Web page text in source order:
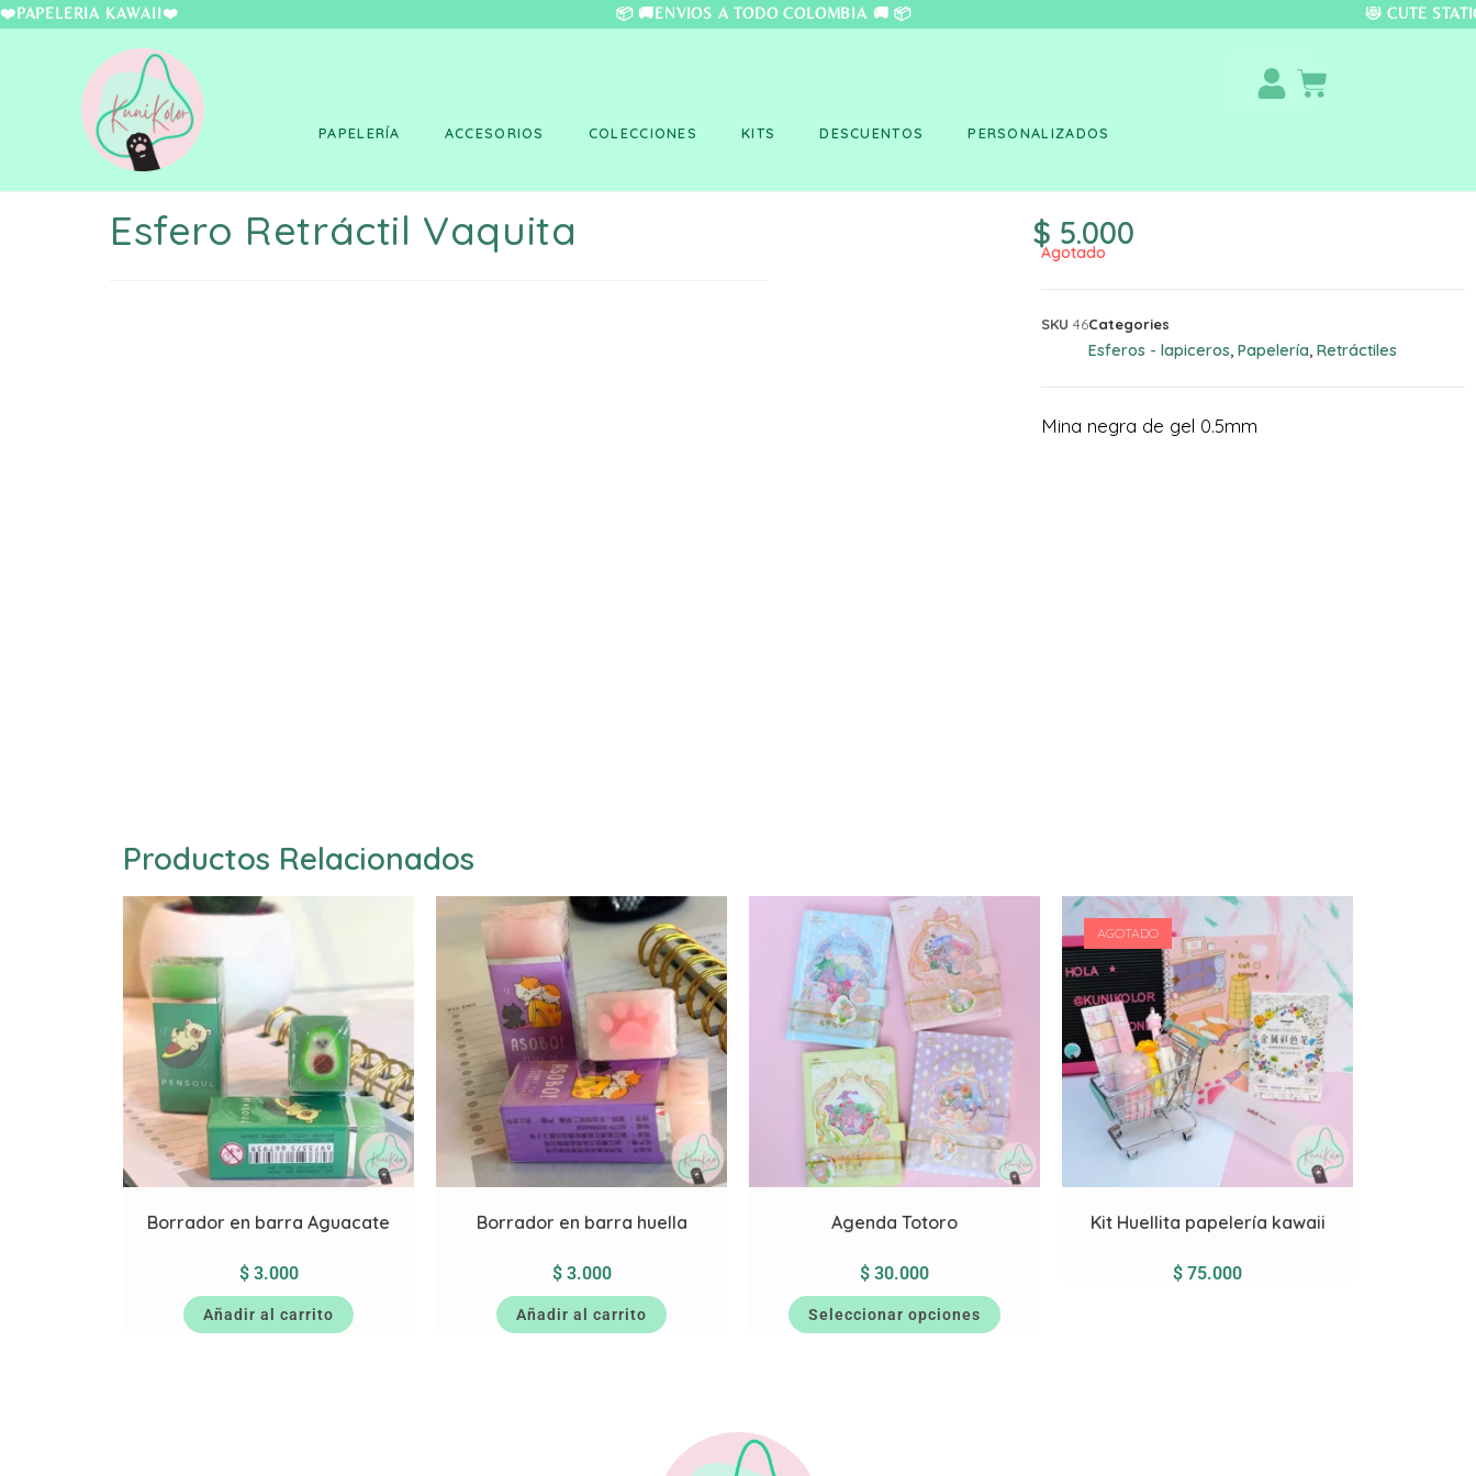
❤️PAPELERÍA KAWAII❤️ 📦 🚚ENVÍOS A TODO COLOMBIA 🚚 📦 😻
PAPELERÍA ACCESORIOS COLECCIONES KITS DESCUENTOS PERSONALIZADOS
Esfero Retráctil Vaquita $ 5.000
Agotado
SKU 46Categories
Esferos - lapiceros Papelería Retráctiles
Mina negra de gel 0.5mm
Productos Relacionados
Borrador en barra Aguacate
$3.000
Añadir al carrito
Borrador en barra huella
$3.000
Añadir al carrito
Agenda Totoro
$ 30.000
Seleccionar opciones
AGOTADO
Kit Huellita papelería kawaii
$ 75.000